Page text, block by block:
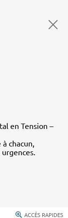
en Tension –
chacun,
ACCÈS RAPIDES